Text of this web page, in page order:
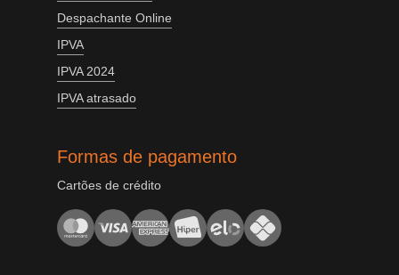
Despachante Online
IPVA
IPVA 2024
IPVA atrasado
Formas de pagamento
Cartões de crédito